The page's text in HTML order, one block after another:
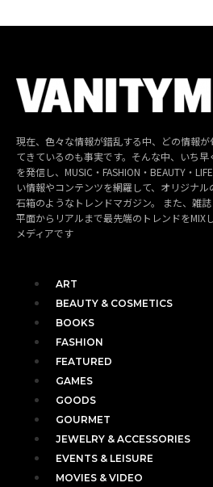
現在、色々な情報が錯乱する中、どの情報
てきているのも事実です。そんな中、いち
を発信し、MUSIC・FASHION・BEAUTY・
い情報やコンテンツを網羅して、オリジナ
石箱のようなトレンドマガジン。 また、雑
平面からリアルまで最先端のトレンドをMIX
メディアです
ART
BEAUTY & COSMETICS
BOOKS
FASHION
FEATURED
GAMES
GOODS
GOURMET
JEWELRY & ACCESSORIES
EVENTS & LEISURE
MOVIES & VIDEO